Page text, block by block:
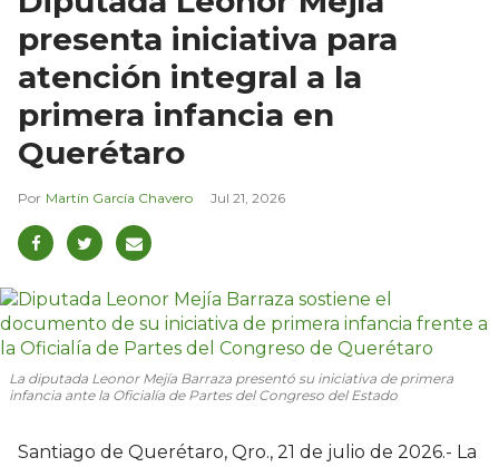
presenta iniciativa para
atención integral a la
primera infancia en
Querétaro
Martín García Chavero Jul 21, 2026
La diputada Leonor Mejía Barraza presentó su iniciativa de primera
infancia ante la Oficialía de Partes del Congreso del Estado
Santiago de Querétaro, Qro., 21 de julio de 2026.- La